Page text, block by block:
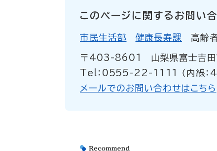
このページに関するお問い
市民生活部 健康長寿課 高齢
〒403-8601
山梨県富士吉
Tel：0555-22-1111 （内線：
メールでのお問い合わせはこちら